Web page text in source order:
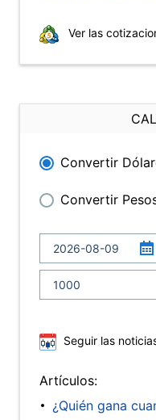
Ver las
Convertir
Convertir
Seguir las
Artículos:
¿Quién gana